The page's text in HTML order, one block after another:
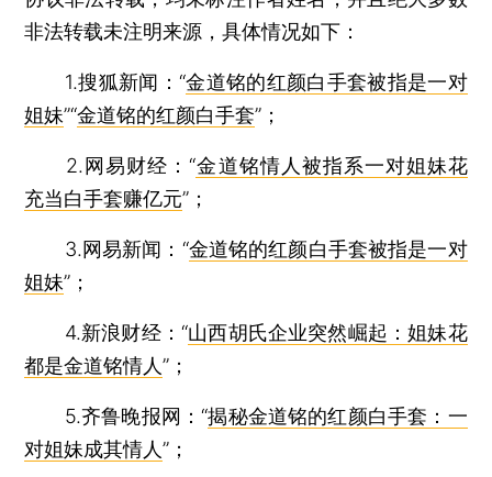
非法转载未注明来源，具体情况如下：
1.搜狐新闻：“金道铭的红颜白手套被指是一对
姐妹”“金道铭的红颜白手套”；
2.网易财经：“金道铭情人被指系一对姐妹花
充当白手套赚亿元”；
3.网易新闻：“金道铭的红颜白手套被指是一对
姐妹”；
4.新浪财经：“山西胡氏企业突然崛起：姐妹花
都是金道铭情人”；
5.齐鲁晚报网：“揭秘金道铭的红颜白手套：一
对姐妹成其情人”；